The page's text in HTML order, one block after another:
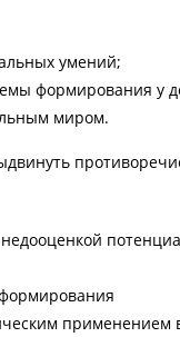
умений;
формирования у
миром.
применением